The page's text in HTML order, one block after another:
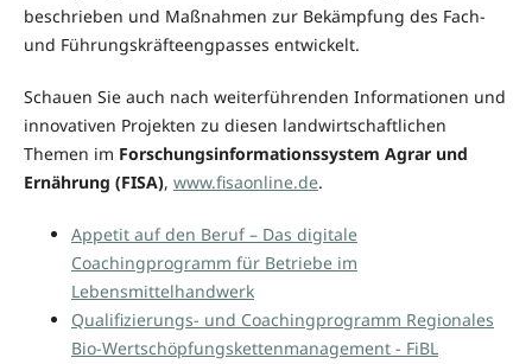
beschrieben und Maßnahmen zur Bekämpfung des Fach-
und Führungskräfteengpasses entwickelt.
Schauen Sie auch nach weiterführenden Informationen und
innovativen Projekten zu diesen landwirtschaftlichen
Themen im Forschungsinformationssystem Agrar und
Ernährung (FISA), www.fisaonline.de.
Appetit auf den Beruf – Das digitale
Coachingprogramm für Betriebe im
Lebensmittelhandwerk
Qualifizierungs- und Coachingprogramm Regionales
Bio-Wertschöpfungskettenmanagement - FiBL